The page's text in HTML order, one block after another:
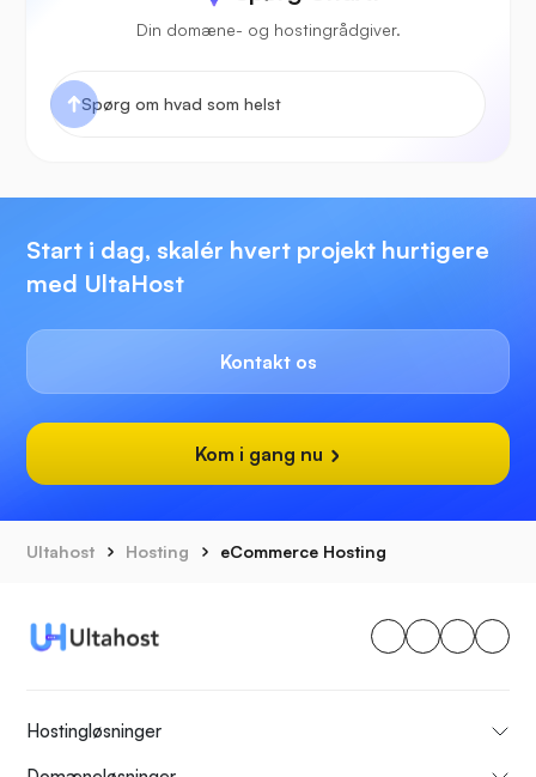
Din domæne- og hostingrådgiver.
Start i dag, skalér hvert projekt hurtigere
med UltaHost
Kontakt os
Kom i gang nu
Ultahost Hosting eCommerce Hosting
Hostingløsninger